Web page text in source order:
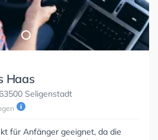
Haas
Seligenstadt
für Anfänger geeignet, da die